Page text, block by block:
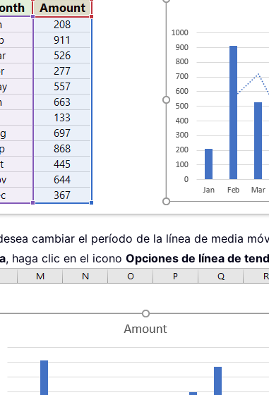
cambiar el período de la línea de media
, haga clic en el icono Opciones de línea de